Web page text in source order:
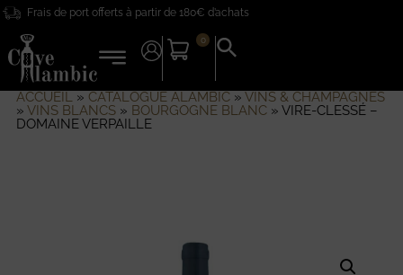
Frais de port offerts à partir de 180€ d’achats
0
Search
for:
ACCUEIL» CATALOGUE ALAMBIC» VINS & CHAMPAGNES
» VINS BLANCS» BOURGOGNE BLANC» VIRE-CLESSÉ –
DOMAINE VERPAILLE